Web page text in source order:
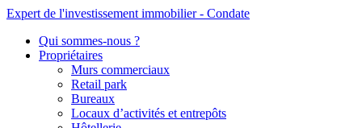
Expert de l'investissement immobilier - Condate
Qui sommes-nous ?
Propriétaires
Murs commerciaux
Retail park
Bureaux
Locaux d’activités et entrepôts